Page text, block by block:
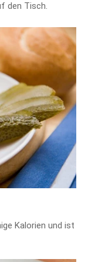
den Tisch.
Kalorien und ist